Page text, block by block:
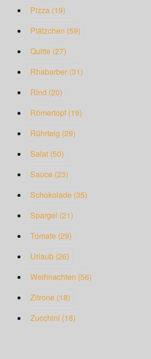
Pizza (19)
Plätzchen (59)
Quitte (27)
Rhabarber (31)
Rind (20)
Römertopf (19)
Rührteig (29)
Salat (50)
Sauce (23)
Schokolade (35)
Spargel (21)
Tomate (29)
Urlaub (26)
Weihnachten (56)
Zitrone (18)
Zucchini (18)